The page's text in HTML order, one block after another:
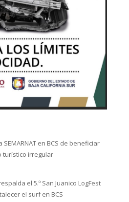
SEMARNAT en BCS de beneficiar
turístico irregular
el 5.º San Juanico LogFest
el surf en BCS